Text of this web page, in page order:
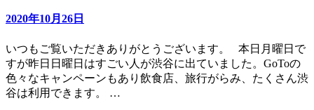
2020年10月26日
いつもご覧いただきありがとうございます。 本日月曜日で
すが昨日日曜日はすごい人が渋谷に出ていました。GoToの
色々なキャンペーンもあり飲食店、旅行がらみ、たくさん渋
谷は利用できます。 …